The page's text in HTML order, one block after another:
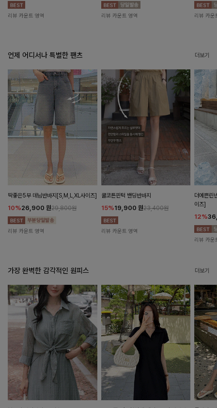
리뷰 카운트 영역 리뷰 카운트 영역 리뷰 카운
언제 어디서나 특별한 팬츠 더보기
딱좋은5부 데님반바지[S,M,L,XL사이즈]
10%26,900 원29,800원
리뷰 카운트 영역
쿨코튼핀턱 밴딩반바지
15%19,900 원23,400원
리뷰 카운트 영역
더예쁜린
이즈]
12%
리뷰 카운
가장 완벽한 감각적인 원피스 더보기